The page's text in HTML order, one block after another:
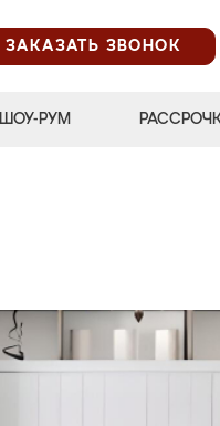
ЗАКАЗАТЬ ЗВОНОК
ШОУ-РУМ